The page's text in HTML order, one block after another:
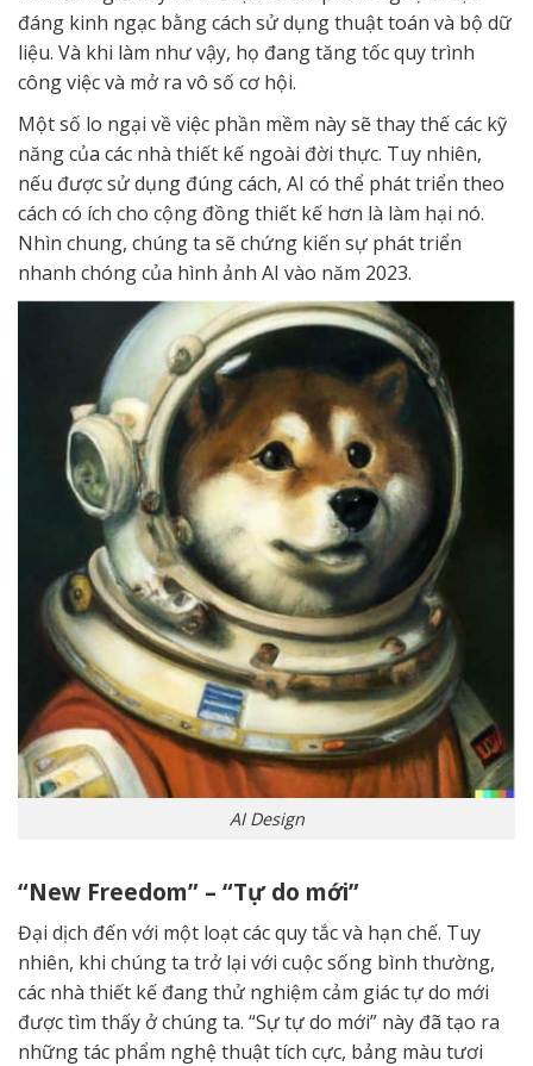
đáng kinh ngạc bằng cách sử dụng thuật toán và bộ dữ
liệu. Và khi làm như vậy, họ đang tăng tốc quy trình
công việc và mở ra vô số cơ hội.
Một số lo ngại về việc phần mềm này sẽ thay thế các kỹ
năng của các nhà thiết kế ngoài đời thực. Tuy nhiên,
nếu được sử dụng đúng cách, AI có thể phát triển theo
cách có ích cho cộng đồng thiết kế hơn là làm hại nó.
Nhìn chung, chúng ta sẽ chứng kiến sự phát triển
nhanh chóng của hình ảnh AI vào năm 2023.
AI Design
“New Freedom” – “Tự do mới”
Đại dịch đến với một loạt các quy tắc và hạn chế. Tuy
nhiên, khi chúng ta trở lại với cuộc sống bình thường,
các nhà thiết kế đang thử nghiệm cảm giác tự do mới
được tìm thấy ở chúng ta. “Sự tự do mới” này đã tạo ra
những tác phẩm nghệ thuật tích cực, bảng màu tươi